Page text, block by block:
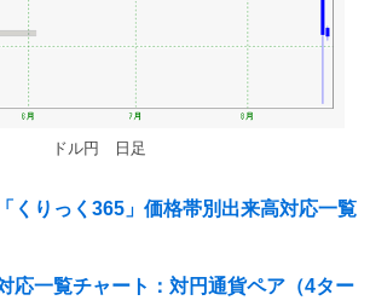
ドル円 日足
くりっく365」価格帯別出来高対応一覧
応一覧チャート：対円通貨ペア（4ター